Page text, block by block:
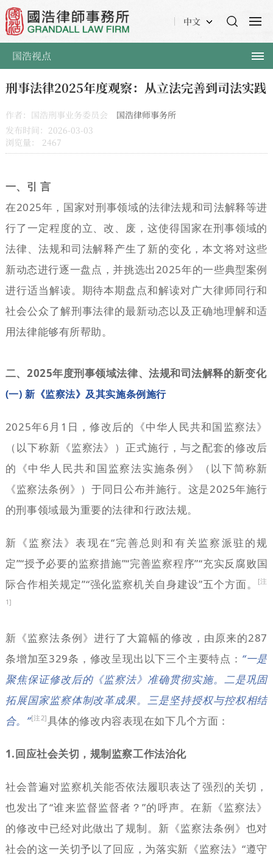
中文
国浩视点
刑事法律2025年度观察：从立法完善到司法实践
作者：国浩刑事业务委员会
国浩律师事务所
发布时间：2026-03-03
浏览量： 2467
一、引 言
在2025年，国家对刑事领域的法律法规和司法解释等进
行了一定程度的立、改、废，这使得国家在刑事领域的
法律、法规和司法解释产生了新的变化，本文将对这些
新动态进行逐一盘点，并挑选出2025年的一些典型案例
进行适当解读。期待本期盘点和解读对广大律师同行和
社会公众了解刑事法律的最新动态以及正确地理解和适
用法律能够有所帮助。
二、2025年度刑事领域法律、法规和司法解释的新变化
(一) 新《监察法》及其实施条例施行
2025年6月1日，修改后的《中华人民共和国监察法》
（以下称新《监察法》）正式施行，与之配套的修改后
的《中华人民共和国监察法实施条例》（以下简称新
《监察法条例》）于同日公布并施行。这是2025年施行
的刑事领域最为重要的法律和行政法规。
新《监察法》表现在“完善总则和有关监察派驻的规
定”“授予必要的监察措施”“完善监察程序”“充实反腐败国
际合作相关规定”“强化监察机关自身建设”五个方面。
[注
1]
新《监察法条例》进行了大篇幅的修改，由原来的287
条增加至329条，修改呈现出以下三个主要特点： “一是
聚焦保证修改后的《监察法》准确贯彻实施。二是巩固
拓展国家监察体制改革成果。三是坚持授权与控权相结
合。”[注2]具体的修改内容表现在如下几个方面：
1.回应社会关切，规制监察工作法治化
社会普遍对监察机关能否依法履职表达了强烈的关切，
也发出了“谁来监督监督者？”的呼声。在新《监察法》
的修改中已经对此做出了规制。新《监察法条例》也对
社会的这一关切予以了回应，为落实新《监察法》“遵守